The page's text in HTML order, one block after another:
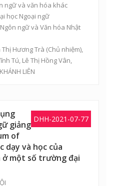
ngữ và văn hóa khác
học Ngoại ngữ
ngữ và Văn hóa Nhật
Thị Hương Trà (Chủ nhiệm),
Tú, Lê Thị Hồng Vân,
LIÊN
DHH-2021-07-77
giảng
of
dạy và học của
ở một số trường đại